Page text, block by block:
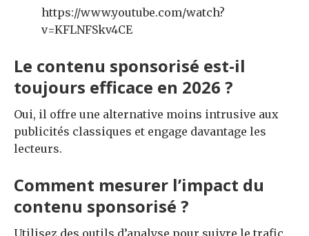
https://www.youtube.com/watch?
v=KFLNFSkv4CE
Le contenu sponsorisé est-il
toujours efficace en 2026 ?
Oui, il offre une alternative moins intrusive aux
publicités classiques et engage davantage les
lecteurs.
Comment mesurer l’impact du
contenu sponsorisé ?
Utilisez des outils d’analyse pour suivre le trafic,